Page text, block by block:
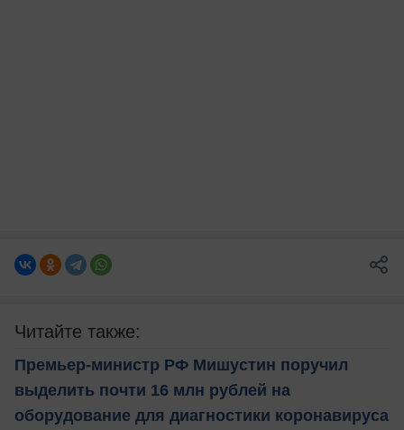
Читайте также:
Премьер-министр РФ Мишустин поручил
выделить почти 16 млн рублей на
оборудование для диагностики коронавируса